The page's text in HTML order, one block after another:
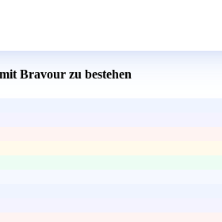
Bravour zu bestehen